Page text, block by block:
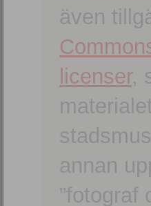
även
licenser,
annan
”fotograf